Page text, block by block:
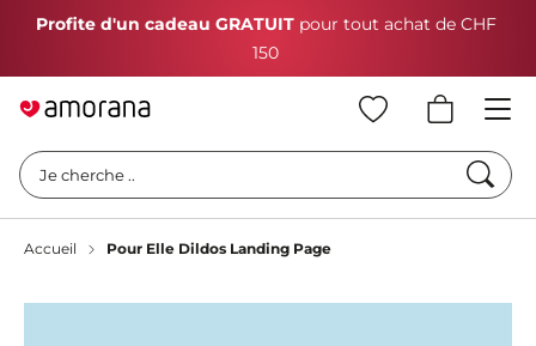
Profite d'un cadeau GRATUITpour tout achat de CHF
150
Je cherche ..
Accueil Pour Elle Dildos Landing Page